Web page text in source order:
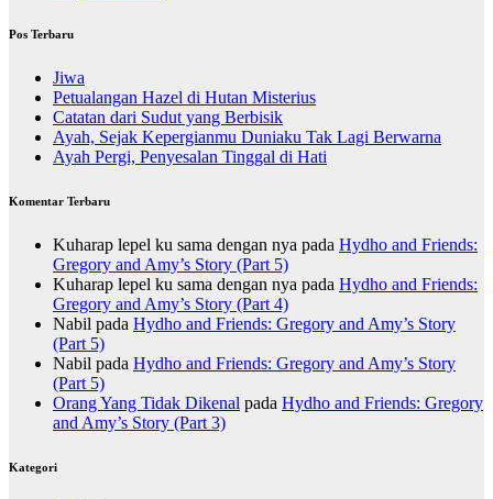
Pos Terbaru
Jiwa
Petualangan Hazel di Hutan Misterius
Catatan dari Sudut yang Berbisik
Ayah, Sejak Kepergianmu Duniaku Tak Lagi Berwarna
Ayah Pergi, Penyesalan Tinggal di Hati
Komentar Terbaru
Kuharap lepel ku sama dengan nya pada Hydho and Friends:
Gregory and Amy’s Story (Part 5)
Kuharap lepel ku sama dengan nya pada Hydho and Friends:
Gregory and Amy’s Story (Part 4)
Nabil pada Hydho and Friends: Gregory and Amy’s Story
(Part 5)
Nabil pada Hydho and Friends: Gregory and Amy’s Story
(Part 5)
Orang Yang Tidak Dikenal pada Hydho and Friends: Gregory
and Amy’s Story (Part 3)
Kategori